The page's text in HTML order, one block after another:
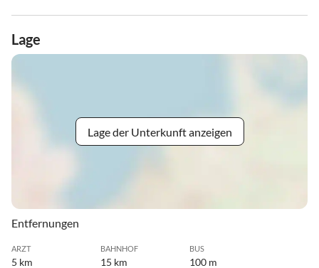
Lage
Lage der Unterkunft anzeigen
Entfernungen
ARZT
5 km
BAHNHOF
15 km
BUS
100 m